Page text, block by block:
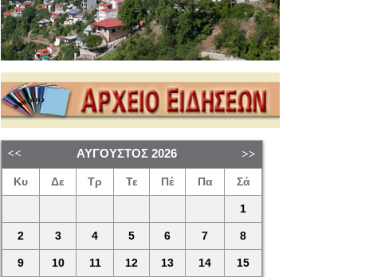
ΑΎΓΟΥΣΤΟΣ 2026
Κυ Δε Τρ Τε Πέ Πα Σά
1
2 3 4 5 6 7 8
9 10 11 12 13 14 15